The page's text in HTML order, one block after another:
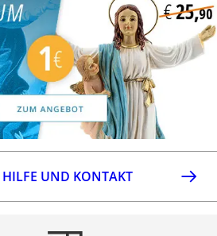
HILFE UND KONTAKT